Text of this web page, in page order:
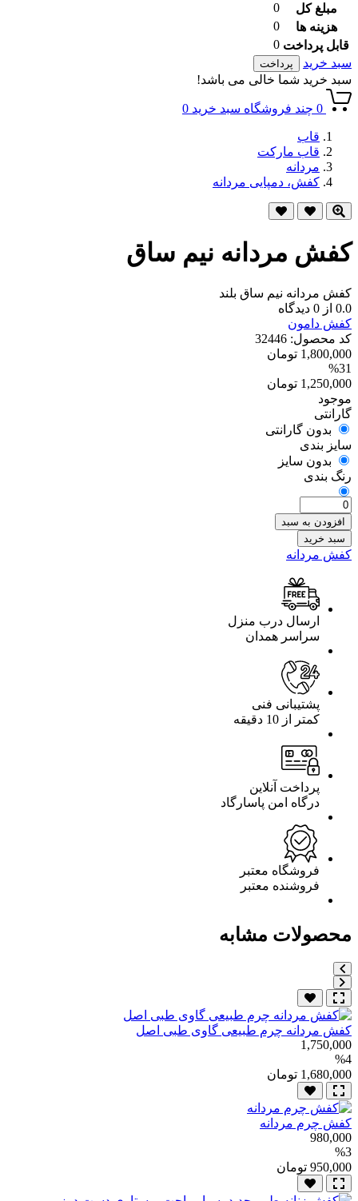
مبلغ کل
0
هزینه ها
0
قابل پرداخت 0
سبد خرید
پرداخت
سبد خرید شما خالی می باشد!
0 چند فروشگاه سبد خرید 0
قاب
قاب مارکت
مردانه
کفش، دمپایی مردانه
کفش مردانه نیم ساق
کفش مردانه نیم ساق بلند
0.0 از 0 دیدگاه
کفش دامون
کد محصول: 32446
1,800,000 تومان
%31
1,250,000 تومان
موجود
گارانتی
بدون گارانتی
سایز بندی
بدون سایز
رنگ بندی
افزودن به سبد
سبد خرید
کفش مردانه
ارسال درب منزل
سراسر همدان
پشتیبانی فنی
کمتر از 10 دقیقه
پرداخت آنلاین
درگاه امن پاسارگاد
فروشگاه معتبر
فروشنده معتبر
محصولات مشابه
کفش مردانه چرم طبیعی گاوی طبی اصل
1,750,000
%4
1,680,000 تومان
کفش چرم مردانه
980,000
%3
950,000 تومان